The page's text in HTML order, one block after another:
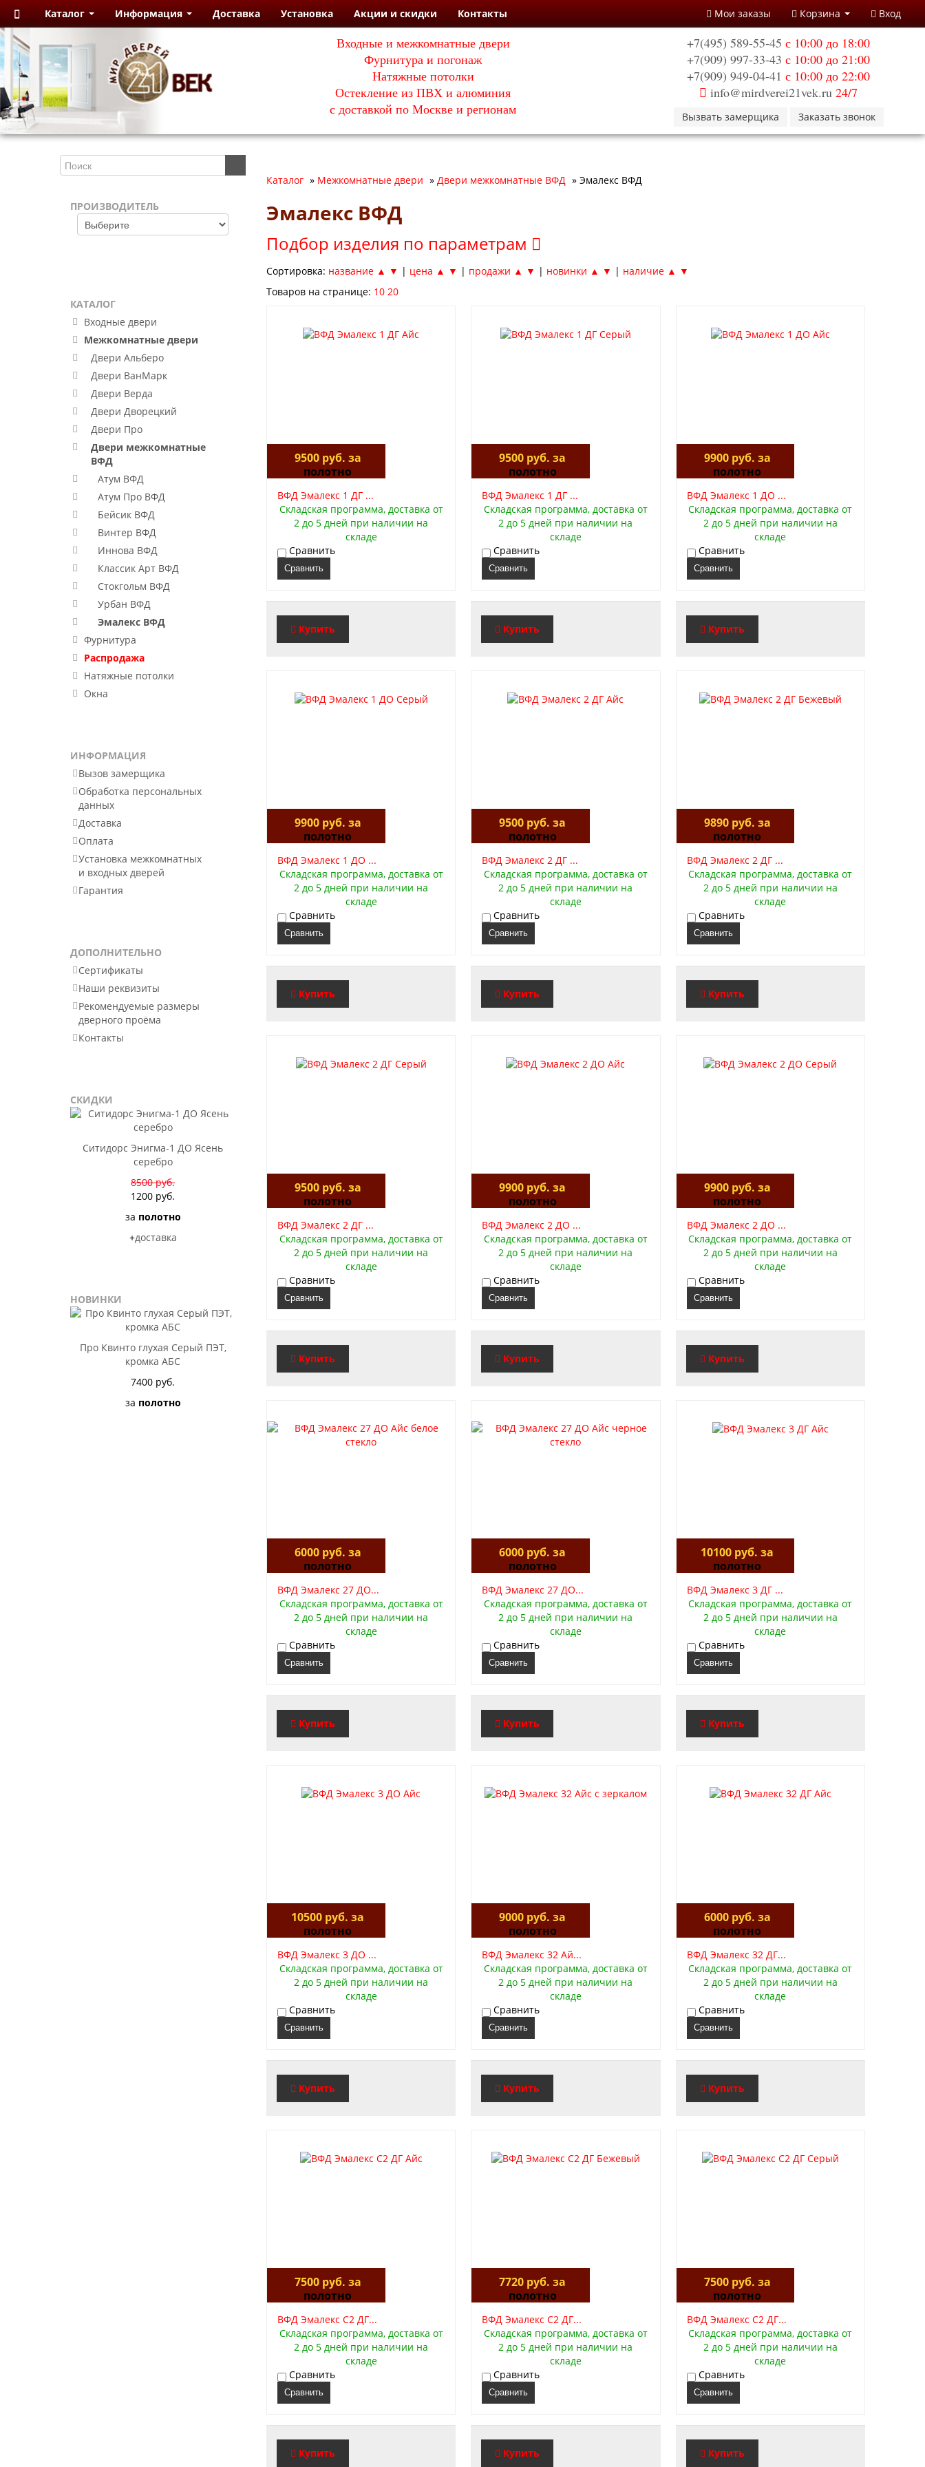
Мои заказы Корзина Вход
Каталог Информация Доставка Установка Акции и скидки Контакты
Входные и межкомнатные двери
Фурнитура и погонаж
Натяжные потолки
Остекление из ПВХ и алюминия
с доставкой по Москве и регионам
+7(495) 589-55-45 с 10:00 до 18:00
+7(909) 997-33-43 с 10:00 до 21:00
+7(909) 949-04-41 с 10:00 до 22:00
info@mirdverei21vek.ru 24/7
Вызвать замерщика Заказать звонок
Каталог » Межкомнатные двери »Двери межкомнатные ВФД »Эмалекс ВФД
Эмалекс ВФД
Подбор изделия по параметрам
Сортировка: название ▲ ▼ | цена ▲ ▼ | продажи ▲ ▼ | новинки ▲ ▼ | наличие ▲ ▼
Товаров на странице: 10 20
9500 руб. за
полотно
ВФД Эмалекс 1 ДГ ...
Складская программа, доставка от
2 до 5 дней при наличии на
складе
Сравнить
Сравнить
Купить
9500 руб. за
полотно
ВФД Эмалекс 1 ДГ ...
Складская программа, доставка от
2 до 5 дней при наличии на
складе
Сравнить
Сравнить
Купить
9900 руб. за
полотно
ВФД Эмалекс 1 ДО ...
Складская программа, доставка от
2 до 5 дней при наличии на
складе
Сравнить
Сравнить
Купить
9900 руб. за
полотно
ВФД Эмалекс 1 ДО ...
Складская программа, доставка от
2 до 5 дней при наличии на
складе
Сравнить
Сравнить
Купить
9500 руб. за
полотно
ВФД Эмалекс 2 ДГ ...
Складская программа, доставка от
2 до 5 дней при наличии на
складе
Сравнить
Сравнить
Купить
9890 руб. за
полотно
ВФД Эмалекс 2 ДГ ...
Складская программа, доставка от
2 до 5 дней при наличии на
складе
Сравнить
Сравнить
Купить
9500 руб. за
полотно
ВФД Эмалекс 2 ДГ ...
Складская программа, доставка от
2 до 5 дней при наличии на
складе
Сравнить
Сравнить
Купить
9900 руб. за
полотно
ВФД Эмалекс 2 ДО ...
Складская программа, доставка от
2 до 5 дней при наличии на
складе
Сравнить
Сравнить
Купить
9900 руб. за
полотно
ВФД Эмалекс 2 ДО ...
Складская программа, доставка от
2 до 5 дней при наличии на
складе
Сравнить
Сравнить
Купить
6000 руб. за
полотно
ВФД Эмалекс 27 ДО...
Складская программа, доставка от
2 до 5 дней при наличии на
складе
Сравнить
Сравнить
Купить
6000 руб. за
полотно
ВФД Эмалекс 27 ДО...
Складская программа, доставка от
2 до 5 дней при наличии на
складе
Сравнить
Сравнить
Купить
10100 руб. за
полотно
ВФД Эмалекс 3 ДГ ...
Складская программа, доставка от
2 до 5 дней при наличии на
складе
Сравнить
Сравнить
Купить
10500 руб. за
полотно
ВФД Эмалекс 3 ДО ...
Складская программа, доставка от
2 до 5 дней при наличии на
складе
Сравнить
Сравнить
Купить
9000 руб. за
полотно
ВФД Эмалекс 32 Ай...
Складская программа, доставка от
2 до 5 дней при наличии на
складе
Сравнить
Сравнить
Купить
6000 руб. за
полотно
ВФД Эмалекс 32 ДГ...
Складская программа, доставка от
2 до 5 дней при наличии на
складе
Сравнить
Сравнить
Купить
7500 руб. за
полотно
ВФД Эмалекс C2 ДГ...
Складская программа, доставка от
2 до 5 дней при наличии на
складе
Сравнить
Сравнить
Купить
7720 руб. за
полотно
ВФД Эмалекс C2 ДГ...
Складская программа, доставка от
2 до 5 дней при наличии на
складе
Сравнить
Сравнить
Купить
7500 руб. за
полотно
ВФД Эмалекс C2 ДГ...
Складская программа, доставка от
2 до 5 дней при наличии на
складе
Сравнить
Сравнить
Купить
ПРОИЗВОДИТЕЛЬ
КАТАЛОГ
Входные двери
Межкомнатные двери
Двери Альберо
Двери ВанМарк
Двери Верда
Двери Дворецкий
Двери Про
Двери межкомнатные
ВФД
Атум ВФД
Атум Про ВФД
Бейсик ВФД
Винтер ВФД
Иннова ВФД
Классик Арт ВФД
Стокгольм ВФД
Урбан ВФД
Эмалекс ВФД
Фурнитура
Распродажа
Натяжные потолки
Окна
ИНФОРМАЦИЯ
Вызов замерщика
Обработка персональных
данных
Доставка
Оплата
Установка межкомнатных
и входных дверей
Гарантия
ДОПОЛНИТЕЛЬНО
Сертификаты
Наши реквизиты
Рекомендуемые размеры
дверного проёма
Контакты
СКИДКИ
Ситидорс Энигма-1 ДО Ясень
серебро
8500 руб.
1200 руб.
за полотно
+доставка
НОВИНКИ
Про Квинто глухая Серый ПЭТ,
кромка АБС
7400 руб.
за полотно